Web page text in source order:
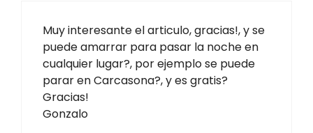
Muy interesante el articulo, gracias!, y se
puede amarrar para pasar la noche en
cualquier lugar?, por ejemplo se puede
parar en Carcasona?, y es gratis?
Gracias!
Gonzalo